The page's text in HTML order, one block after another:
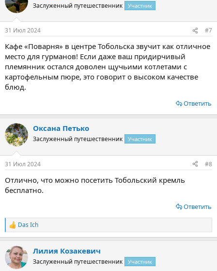
Заслуженный путешественник Участник
31 Июл 2024 #7
Кафе «Поварня» в центре Тобольска звучит как отличное
место для гурманов! Если даже ваш придирчивый
племянник остался доволен щучьими котлетами с
картофельным пюре, это говорит о высоком качестве
блюд.
Ответить
Оксана Петько
Заслуженный путешественник Участник
31 Июл 2024 #8
Отлично, что можно посетить Тобольский кремль
бесплатно.
Ответить
Р
е
к
ц
и
Das Ich
Лилия Козакевич
Заслуженный путешественник Участник